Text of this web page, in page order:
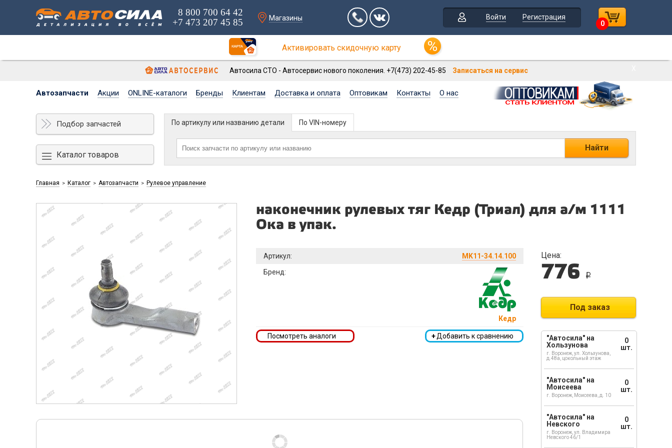
8 800 700 64 42
+7 473 207 45 85
Магазины Войти
Регистрация
0
Активировать скидочную карту
Автосила СТО - Автосервис нового поколения. +7(473) 202-45-85 Записаться на сервис
Автозапчасти Акции ONLINE-каталоги Бренды Клиентам Доставка и оплата Оптовикам Контакты О нас
Подбор запчастей
Каталог товаров
По артикулу или названию детали
Найти
По VIN-номеру
Главная > Каталог > Автозапчасти > Рулевое управление
наконечник рулевых тяг Кедр (Триал) для а/м 1111
Ока в упак.
Артикул:
MK11-34.14.100
Бренд:
Кедр
+Добавить к сравнению
Посмотреть аналоги
Цена:
776 i
Под заказ
"Автосила" на
Хользунова
г. Воронеж, ул. Хользунова,
д.48а, цокольный этаж
0
шт.
"Автосила" на
Моисеева
г. Воронеж, Моисеева, д. 10
0
шт.
"Автосила" на
Невского
г. Воронеж, ул. Владимира
Невского 46/1
0
шт.